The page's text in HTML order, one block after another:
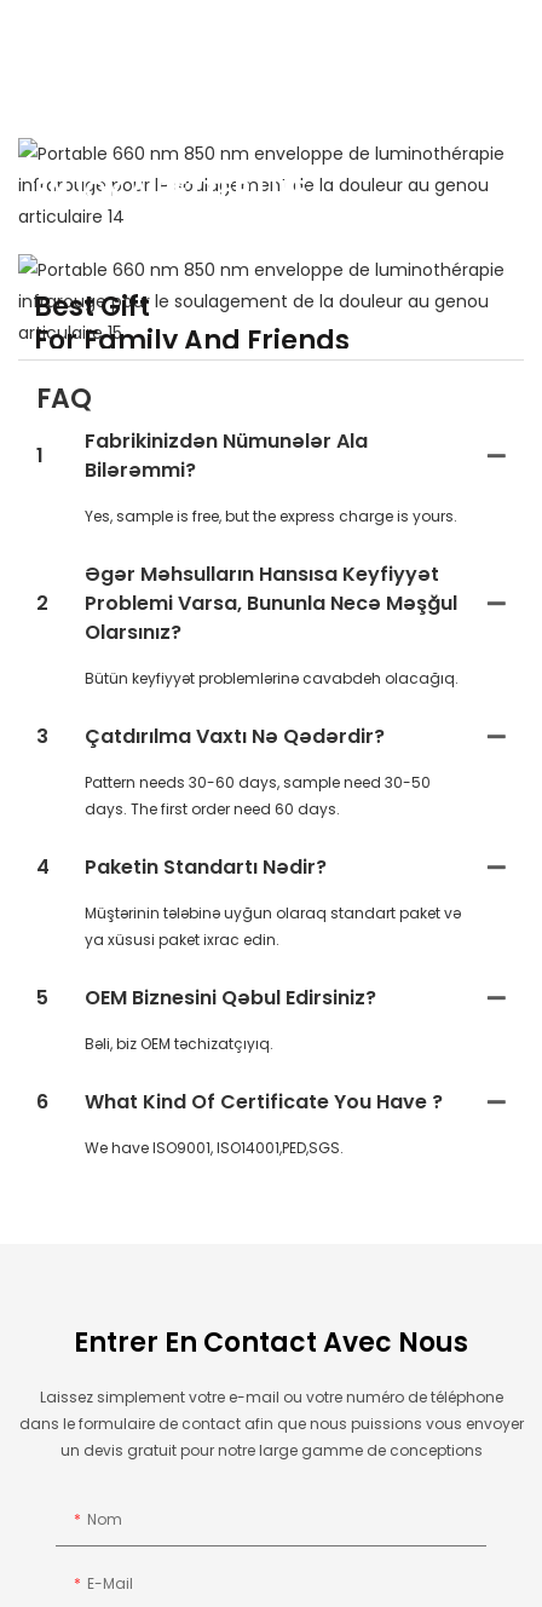
ENJOY A BETTER LIFE
Perfect gift for you family and friends
Best Gift
For Family And Friends
FAQ
1
Fabrikinizdən Nümunələr Ala
Bilərəmmi?
Yes, sample is free, but the express charge is yours.
2
Əgər Məhsulların Hansısa Keyfiyyət
Problemi Varsa, Bununla Necə Məşğul
Olarsınız?
Bütün keyfiyyət problemlərinə cavabdeh olacağıq.
3 Çatdırılma Vaxtı Nə Qədərdir?
Pattern needs 30-60 days, sample need 30-50
days. The first order need 60 days.
4 Paketin Standartı Nədir?
Müştərinin tələbinə uyğun olaraq standart paket və
ya xüsusi paket ixrac edin.
5 OEM Biznesini Qəbul Edirsiniz?
Bəli, biz OEM təchizatçıyıq.
6 What Kind Of Certificate You Have ?
We have ISO9001, ISO14001,PED,SGS.
Entrer En Contact Avec Nous
Laissez simplement votre e-mail ou votre numéro de téléphone
dans le formulaire de contact afin que nous puissions vous envoyer
un devis gratuit pour notre large gamme de conceptions
Nom
E-Mail